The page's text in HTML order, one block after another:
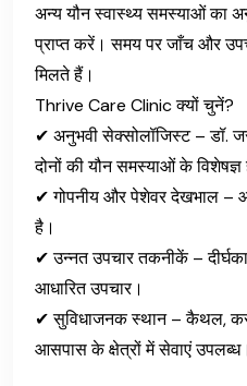
अन्य यौन स्वास्थ्य समस्याओं का
प्राप्त करें। समय पर जाँच और
मिलते हैं।
Thrive Care Clinic क्यों चुनें?
✔ अनुभवी सेक्सोलॉजिस्ट – डॉ.
दोनों की यौन समस्याओं के विशेषज्ञ
✔ गोपनीय और पेशेवर देखभाल –
है।
✔ उन्नत उपचार तकनीकें –
आधारित उपचार।
✔ सुविधाजनक स्थान – कैथल,
आसपास के क्षेत्रों में सेवाएं उपलब्ध।